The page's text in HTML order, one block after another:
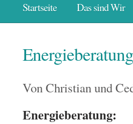
Startseite Das sind Wir
Energieberatung
Von Christian und
Energieberatung: